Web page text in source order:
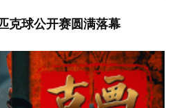
球公开赛圆满落幕